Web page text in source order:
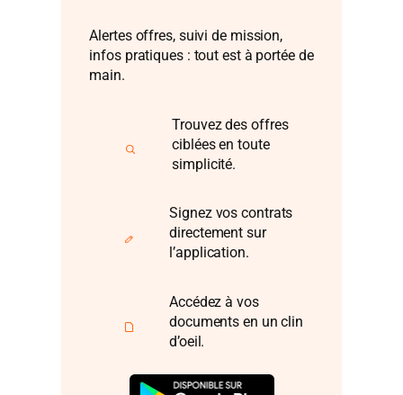
Alertes offres, suivi de mission,
infos pratiques : tout est à portée de
main.
Trouvez des offres
ciblées en toute
simplicité.
Signez vos contrats
directement sur
l’application.
Accédez à vos
documents en un clin
d’oeil.